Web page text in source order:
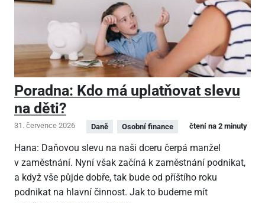
Poradna: Kdo má uplatňovat slevu
na děti?
31. července 2026 Daně Osobní finance čtení na 2 minuty
Hana: Daňovou slevu na naši dceru čerpá manžel
v zaměstnání. Nyní však začíná k zaměstnání podnikat,
a když vše půjde dobře, tak bude od příštího roku
podnikat na hlavní činnost. Jak to budeme mít